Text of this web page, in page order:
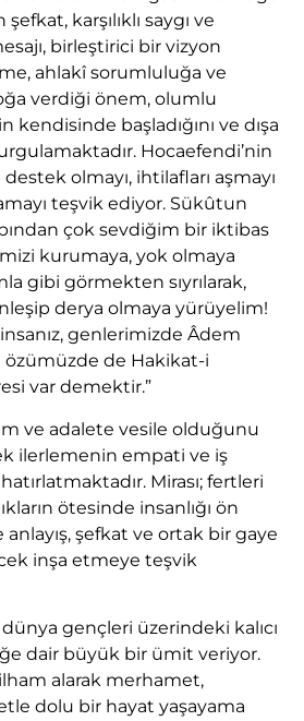
karşılıklı saygı ve
birleştirici bir vizyon
ahlakî sorumluluğa ve
verdiği önem, olumlu
başladığını ve dışa
Hocaefendi’nin
olmayı, ihtilafları aşmayı
teşvik ediyor. Sükûtun
çok sevdiğim bir iktibas
kurumaya, yok olmaya
gibi görmekten sıyrılarak,
derya olmaya yürüyelim!
genlerimizde Âdem
özümüzde de Hakikat-i
var demektir.”
ve adalete vesile olduğunu
ilerlemenin empati ve iş
Mirası; fertleri
ötesinde insanlığı ön
anlayış, şefkat ve ortak bir gaye
inşa etmeye teşvik
gençleri üzerindeki kalıcı
dair büyük bir ümit veriyor.
alarak merhamet,
dolu bir hayat yaşayama